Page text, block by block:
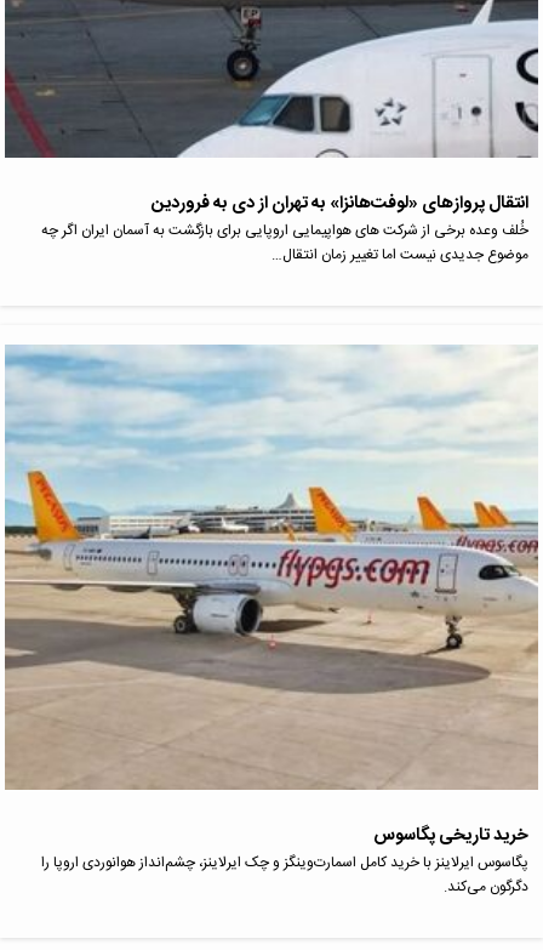
انتقال پروازهای «لوفت‌هانزا» به تهران از دی‌ به فروردین
خُلف وعده برخی از شرکت های هواپیمایی اروپایی برای بازگشت به آسمان ایران اگر چه
موضوع جدیدی نیست اما تغییر زمان انتقال…
خرید تاریخی پگاسوس
پگاسوس ایرلاینز با خرید کامل اسمارت‌وینگز و چک ایرلاینز، چشم‌انداز هوانوردی اروپا را
دگرگون می‌کند.